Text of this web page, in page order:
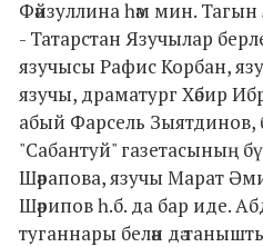
Фәйзуллина һәм мин. Тагын
- Татарстан Язучылар
язучысы Рафис Корбан,
язучы, драматург Хәбир
абый Фарсель Зыятдинов,
"Сабантуй" газетасының
Шәрапова, язучы Марат
Шәрипов һ.б. да бар иде.
туганнары белән дә